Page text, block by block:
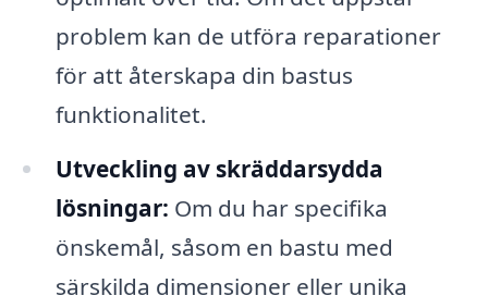
problem kan de utföra reparationer
för att återskapa din bastus
funktionalitet.
Utveckling av skräddarsydda
lösningar: Om du har specifika
önskemål, såsom en bastu med
särskilda dimensioner eller unika